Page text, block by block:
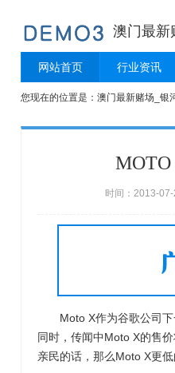
澳门最新
网站首页 行业资讯
您现在的位置是： 澳门最新赌场_银
MOTO
时间：2013-
Moto X作为谷歌公司下
同时，传闻中Moto X的售
亲民的话，那么Moto X更